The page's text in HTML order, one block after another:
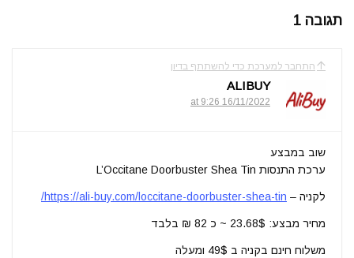
תגובה 1
התחבר למערכת כדי להשתתף בדיון
ALIBUY
16/11/2022 at 9:26
שוב במבצע
ערכת התנסות L’Occitane Doorbuster Shea Tin
לקניה – https://ali-buy.com/loccitane-doorbuster-shea-tin/
מחיר מבצע: 23.68$ ~ כ 82 ₪ בלבד
משלוח חינם בקניה ב 49$ ומעלה